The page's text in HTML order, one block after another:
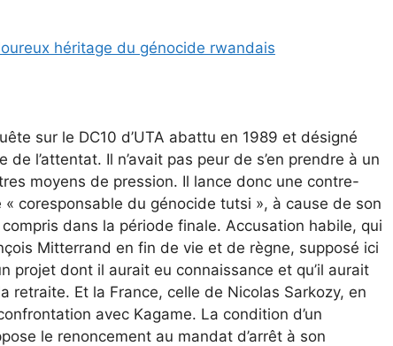
héritage du génocide rwandais
sur le DC10 d’UTA abattu en 1989 et désigné
l’attentat. Il n’avait pas peur de s’en prendre à un
moyens de pression. Il lance donc une contre-
« coresponsable du génocide tutsi », à cause de son
dans la période finale. Accusation habile, qui
Mitterrand en fin de vie et de règne, supposé ici
projet dont il aurait eu connaissance et qu’il aurait
retraite. Et la France, celle de Nicolas Sarkozy, en
avec Kagame. La condition d’un
le renoncement au mandat d’arrêt à son